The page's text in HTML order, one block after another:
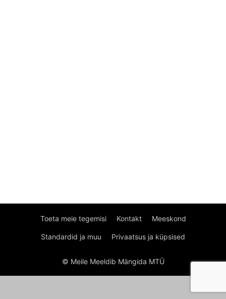
Toeta meie tegemisi Kontakt Meeskond
Standardid ja muu Privaatsus ja küpsised
© Meile Meeldib Mängida MTÜ